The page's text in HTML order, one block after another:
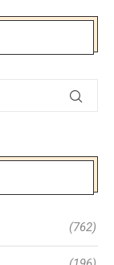
(762)